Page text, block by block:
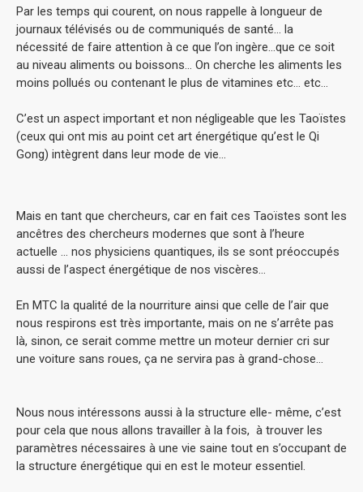
Par les temps qui courent, on nous rappelle à longueur de
journaux télévisés ou de communiqués de santé… la
nécessité de faire attention à ce que l’on ingère…que ce soit
au niveau aliments ou boissons… On cherche les aliments les
moins pollués ou contenant le plus de vitamines etc… etc…
C’est un aspect important et non négligeable que les Taoïstes
(ceux qui ont mis au point cet art énergétique qu’est le Qi
Gong) intègrent dans leur mode de vie…
Mais en tant que chercheurs, car en fait ces Taoïstes sont les
ancêtres des chercheurs modernes que sont à l’heure
actuelle … nos physiciens quantiques, ils se sont préoccupés
aussi de l’aspect énergétique de nos viscères…
En MTC la qualité de la nourriture ainsi que celle de l’air que
nous respirons est très importante, mais on ne s’arrête pas
là, sinon, ce serait comme mettre un moteur dernier cri sur
une voiture sans roues, ça ne servira pas à grand-chose…
Nous nous intéressons aussi à la structure elle- même, c’est
pour cela que nous allons travailler à la fois, à trouver les
paramètres nécessaires à une vie saine tout en s’occupant de
la structure énergétique qui en est le moteur essentiel.